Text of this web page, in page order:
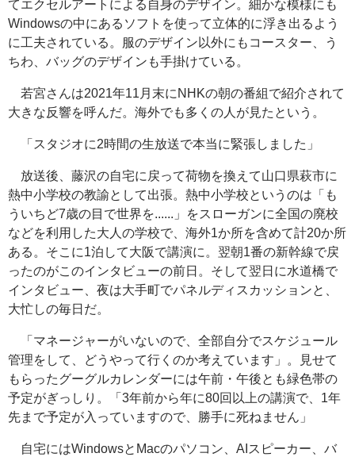
てエクセルアートによる自身のデザイン。細かな模様にも
Windowsの中にあるソフトを使って立体的に浮き出るよう
に工夫されている。服のデザイン以外にもコースター、う
ちわ、バッグのデザインも手掛けている。
若宮さんは2021年11月末に NHKの朝の番組で紹介されて
大きな反響を呼んだ。海外でも多くの人が見たという。
「スタジオに2時間の生放送で本当に緊張しました」
放送後、藤沢の自宅に戻って荷物を換えて山口県萩市に
熱中小学校の教諭として出張。熱中小学校というのは「も
ういちど7歳の目で世界を......」をスローガンに全国の廃校
などを利用した大人の学校で、海外1か所を含めて計20か所
ある。そこに1泊して大阪で講演に。翌朝1番の新幹線で戻
ったのがこのインタビューの前日。そして翌日に水道橋で
インタビュー、夜は大手町でパネルディスカッションと、
大忙しの毎日だ。
「マネージャーがいないので、全部自分でスケジュール
管理をして、どうやって行くのか考えています」。見せて
もらったグーグルカレンダーには午前・午後とも緑色帯の
予定がぎっしり。「3年前から年に80回以上の講演で、1年
先まで予定が入っていますので、勝手に死ねません」
自宅にはWindowsと Macのパソコン、 AI スピーカー、バ